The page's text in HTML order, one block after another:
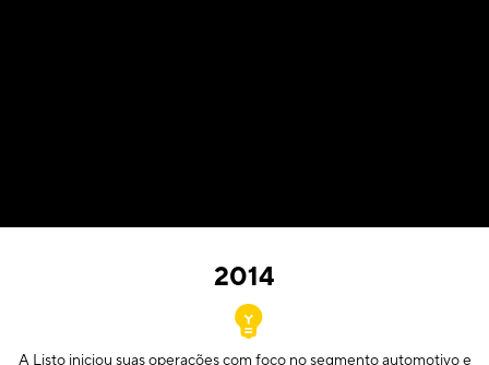
2014
A Listo iniciou suas operações com foco no segmento automotivo e